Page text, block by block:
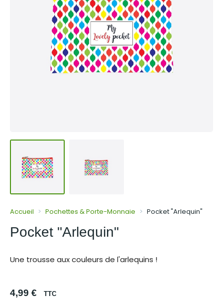
Accueil Pochettes & Porte-Monnaie Pocket "Arlequin"
Pocket "Arlequin"
Une trousse aux couleurs de l'arlequins !
4,99 € TTC